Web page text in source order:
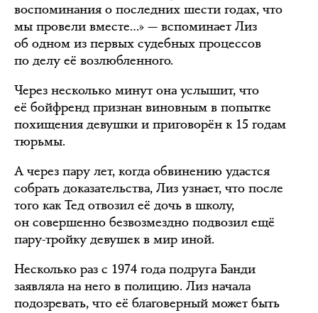
воспоминания о последних шести годах, что
мы провели вместе…» — вспоминает Лиз
об одном из первых судебных процессов
по делу её возлюбленного.
Через несколько минут она услышит, что
её бойфренд признан виновным в попытке
похищения девушки и приговорён к 15 годам
тюрьмы.
А через пару лет, когда обвинению удастся
собрать доказательства, Лиз узнает, что после
того как Тед отвозил её дочь в школу,
он совершенно безвозмездно подвозил ещё
пару-тройку девушек в мир иной.
Несколько раз с 1974 года подруга Банди
заявляла на него в полицию. Лиз начала
подозревать, что её благоверный может быть